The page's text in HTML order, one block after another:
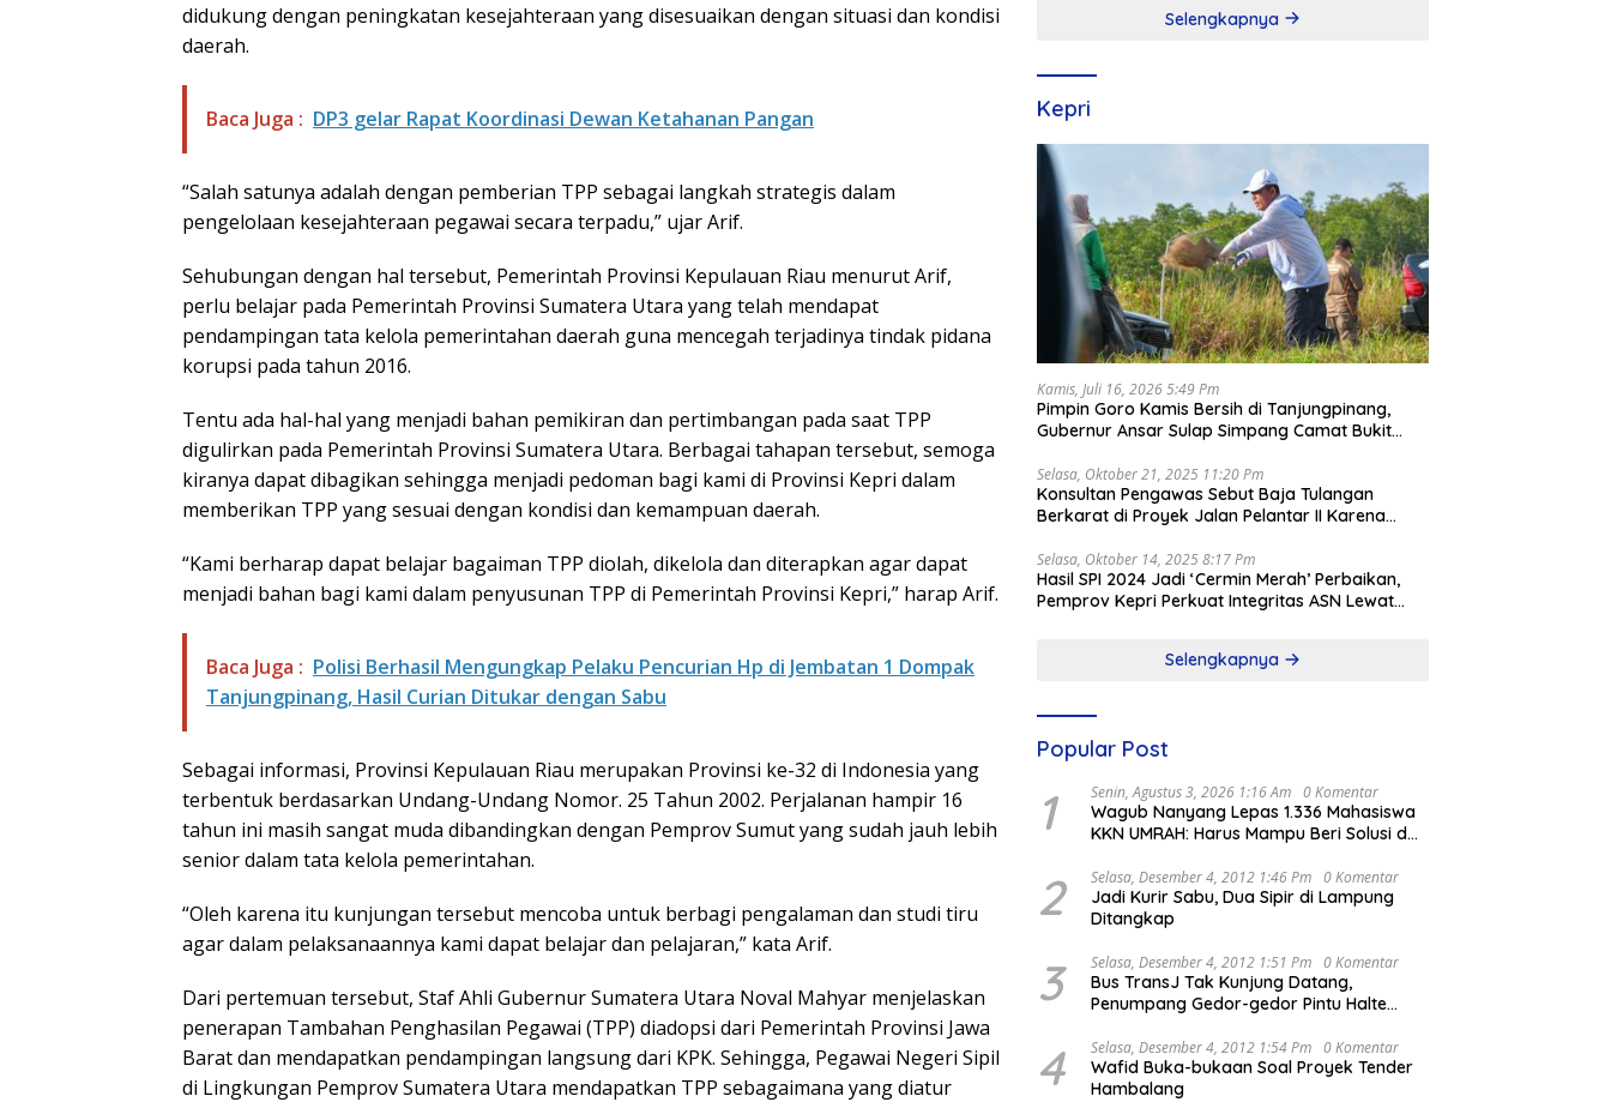
didukung dengan peningkatan kesejahteraan yang disesuaikan dengan situasi dan kondisi
daerah.
Baca Juga : DP3 gelar Rapat Koordinasi Dewan Ketahanan Pangan
“Salah satunya adalah dengan pemberian TPP sebagai langkah strategis dalam
pengelolaan kesejahteraan pegawai secara terpadu,” ujar Arif.
Sehubungan dengan hal tersebut, Pemerintah Provinsi Kepulauan Riau menurut Arif,
perlu belajar pada Pemerintah Provinsi Sumatera Utara yang telah mendapat
pendampingan tata kelola pemerintahan daerah guna mencegah terjadinya tindak pidana
korupsi pada tahun 2016.
Tentu ada hal-hal yang menjadi bahan pemikiran dan pertimbangan pada saat TPP
digulirkan pada Pemerintah Provinsi Sumatera Utara. Berbagai tahapan tersebut, semoga
kiranya dapat dibagikan sehingga menjadi pedoman bagi kami di Provinsi Kepri dalam
memberikan TPP yang sesuai dengan kondisi dan kemampuan daerah.
“Kami berharap dapat belajar bagaiman TPP diolah, dikelola dan diterapkan agar dapat
menjadi bahan bagi kami dalam penyusunan TPP di Pemerintah Provinsi Kepri,” harap Arif.
Baca Juga : Polisi Berhasil Mengungkap Pelaku Pencurian Hp di Jembatan 1 Dompak
Tanjungpinang, Hasil Curian Ditukar dengan Sabu
Sebagai informasi, Provinsi Kepulauan Riau merupakan Provinsi ke-32 di Indonesia yang
terbentuk berdasarkan Undang-Undang Nomor. 25 Tahun 2002. Perjalanan hampir 16
tahun ini masih sangat muda dibandingkan dengan Pemprov Sumut yang sudah jauh lebih
senior dalam tata kelola pemerintahan.
“Oleh karena itu kunjungan tersebut mencoba untuk berbagi pengalaman dan studi tiru
agar dalam pelaksanaannya kami dapat belajar dan pelajaran,” kata Arif.
Dari pertemuan tersebut, Staf Ahli Gubernur Sumatera Utara Noval Mahyar menjelaskan
penerapan Tambahan Penghasilan Pegawai (TPP) diadopsi dari Pemerintah Provinsi Jawa
Barat dan mendapatkan pendampingan langsung dari KPK. Sehingga, Pegawai Negeri Sipil
di Lingkungan Pemprov Sumatera Utara mendapatkan TPP sebagaimana yang diatur
Selengkapnya
Kepri
Kamis, Juli 16, 2026 5:49 Pm
Pimpin Goro Kamis Bersih di Tanjungpinang,
Gubernur Ansar Sulap Simpang Camat Bukit
Selasa, Oktober 21, 2025 11:20 Pm
Konsultan Pengawas Sebut Baja Tulangan
Berkarat di Proyek Jalan Pelantar II Karena
Selasa, Oktober 14, 2025 8:17 Pm
Hasil SPI 2024 Jadi ‘Cermin Merah’ Perbaikan,
Pemprov Kepri Perkuat Integritas ASN Lewat
Selengkapnya
Popular Post
1 Senin, Agustus 3, 2026 1:16 Am 0 Komentar
Wagub Nanyang Lepas 1.336 Mahasiswa
KKN UMRAH: Harus Mampu Beri Solusi dan
2 Selasa, Desember 4, 2012 1:46 Pm 0 Komentar
Jadi Kurir Sabu, Dua Sipir di Lampung
Ditangkap
3 Selasa, Desember 4, 2012 1:51 Pm 0 Komentar
Bus TransJ Tak Kunjung Datang,
Penumpang Gedor-gedor Pintu Halte
4 Selasa, Desember 4, 2012 1:54 Pm 0 Komentar
Wafid Buka-bukaan Soal Proyek Tender
Hambalang